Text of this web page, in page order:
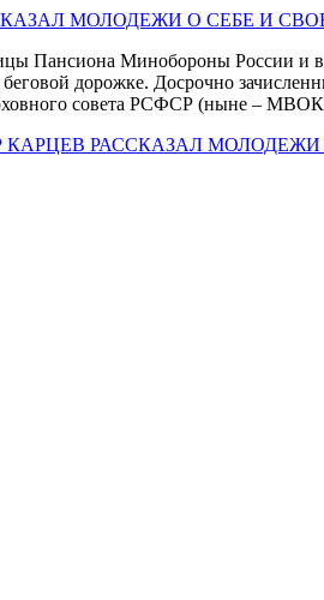
Пансиона Минобороны России и
беговой дорожке. Досрочно
совета РСФСР (ныне –
РАССКАЗАЛ МОЛОДЕЖИ